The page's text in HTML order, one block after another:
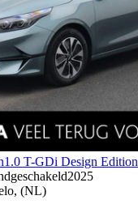
1.0 T-GDi Design Edition
2025
(NL)